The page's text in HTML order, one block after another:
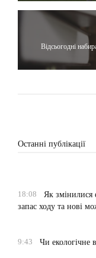
Відсьогодні
Останні публікації
18:08
Як змінилися
запас ходу та нові
9:43
Чи екологічне